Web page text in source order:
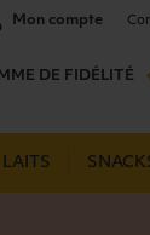
Mon compte
DE FIDÉLITÉ
LAITS